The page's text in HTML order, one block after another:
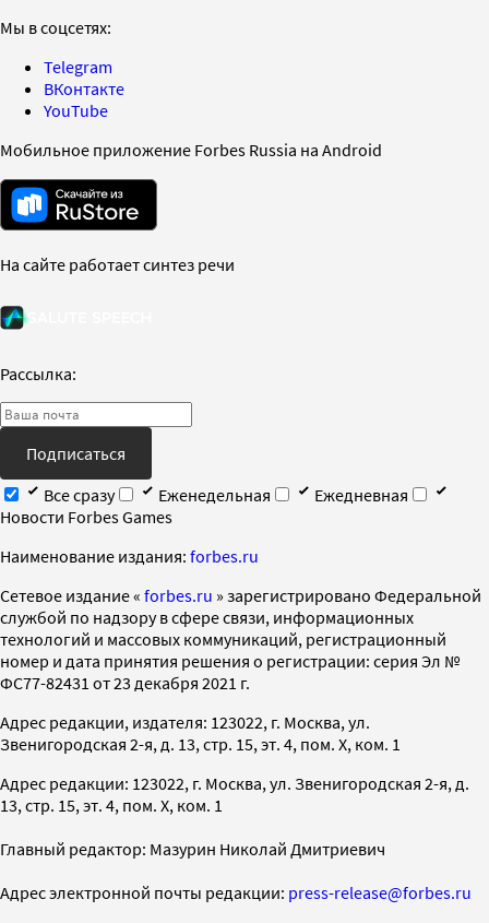
Мы в соцсетях:
Telegram
ВКонтакте
YouTube
Мобильное приложение Forbes Russia на Android
На сайте работает синтез речи
Рассылка:
Подписаться
Все сразу
Еженедельная
Ежедневная
Новости Forbes Games
Наименование издания: forbes.ru
Cетевое издание « forbes.ru » зарегистрировано Федеральной
службой по надзору в сфере связи, информационных
технологий и массовых коммуникаций, регистрационный
номер и дата принятия решения о регистрации: серия Эл №
ФС77-82431 от 23 декабря 2021 г.
Адрес редакции, издателя: 123022, г. Москва, ул.
Звенигородская 2-я, д. 13, стр. 15, эт. 4, пом. X, ком. 1
Адрес редакции: 123022, г. Москва, ул. Звенигородская 2-я, д.
13, стр. 15, эт. 4, пом. X, ком. 1
Главный редактор: Мазурин Николай Дмитриевич
Адрес электронной почты редакции: press-release@forbes.ru